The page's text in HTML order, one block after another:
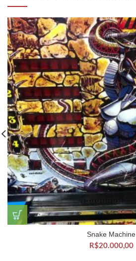
Snake Machine
R$20.000,00